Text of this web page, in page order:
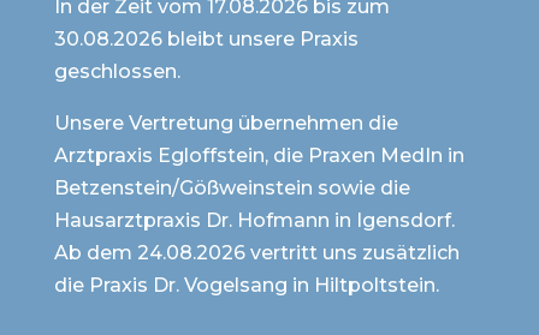
In der Zeit vom 17.08.2026 bis zum
30.08.2026 bleibt unsere Praxis
geschlossen.
Unsere Vertretung übernehmen die
Arztpraxis Egloffstein, die Praxen MedIn in
Betzenstein/Gößweinstein sowie die
Hausarztpraxis Dr. Hofmann in Igensdorf.
Ab dem 24.08.2026 vertritt uns zusätzlich
die Praxis Dr. Vogelsang in Hiltpoltstein.